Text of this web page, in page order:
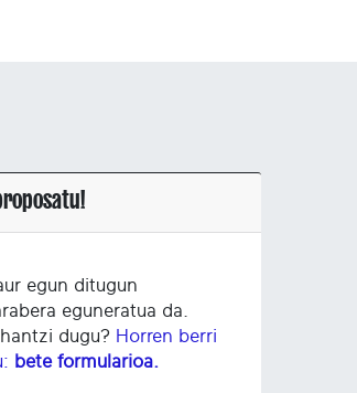
egun ditugun
eguneratua da.
dugu? Horren berri
bete formularioa.